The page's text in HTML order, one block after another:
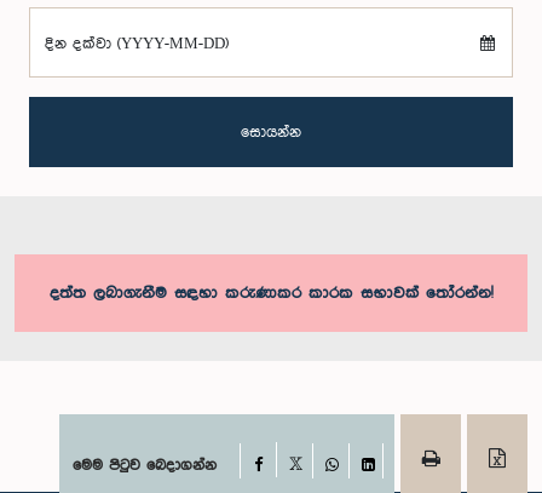
දින දක්වා (YYYY-MM-DD)
සොයන්න
දත්ත ලබාගැනීම සඳහා කරුණාකර කාරක සභාවක් තෝරන්න!
මෙම පිටුව බෙදාගන්න Facebook
WhatsAppLinkedIn